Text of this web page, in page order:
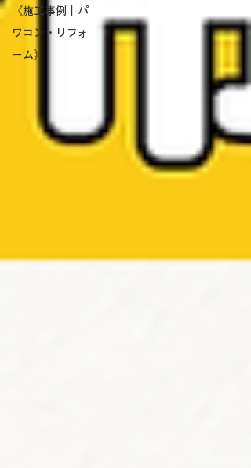
《施工事例｜パ
ワコン・リフォ
ーム》